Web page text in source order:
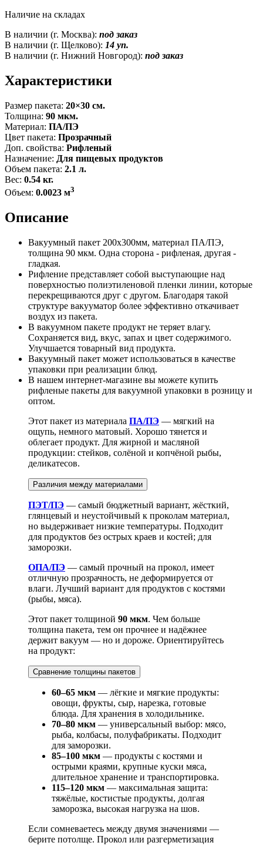
Наличие на складах
В наличии (г. Москва): под заказ
В наличии (г. Щелково): 14 уп.
В наличии (г. Нижний Новгород): под заказ
Характеристики
Размер пакета: 20×30 см.
Толщина: 90 мкм.
Материал: ПА/ПЭ
Цвет пакета: Прозрачный
Доп. свойства: Рифленый
Назначение: Для пищевых продуктов
Объем пакета: 2.1 л.
Вес: 0.54 кг.
Объем: 0.0023 м3
Описание
Вакуумный пакет 200x300мм, материал ПА/ПЭ,
толщина 90 мкм. Одна сторона - рифленая, другая -
гладкая.
Рифление представляет собой выступающие над
поверхностью полиэтиленовой пленки линии, которые
перекрещиваются друг с другом. Благодаря такой
структуре вакууматор более эффективно откачивает
воздух из пакета.
В вакуумном пакете продукт не теряет влагу.
Сохраняется вид, вкус, запах и цвет содержимого.
Улучшается товарный вид продукта.
Вакуумный пакет может использоваться в качестве
упаковки при реализации блюд.
В нашем интернет-магазине вы можете купить
рифленые пакеты для вакуумной упаковки в розницу и
оптом.
Этот пакет из материала ПА/ПЭ — мягкий на
ощупь, немного матовый. Хорошо тянется и
облегает продукт. Для жирной и масляной
продукции: стейков, солёной и копчёной рыбы,
деликатесов.
Различия между материалами
ПЭТ/ПЭ — самый бюджетный вариант, жёсткий,
глянцевый и неустойчивый к проколам материал,
но выдерживает низкие температуры. Подходит
для продуктов без острых краев и костей; для
заморозки.
ОПА/ПЭ — самый прочный на прокол, имеет
отличную прозрачность, не деформируется от
влаги. Лучший вариант для продуктов с костями
(рыбы, мяса).
Этот пакет толщиной 90 мкм. Чем больше
толщина пакета, тем он прочнее и надёжнее
держит вакуум — но и дороже. Ориентируйтесь
на продукт:
Сравнение толщины пакетов
60–65 мкм — лёгкие и мягкие продукты:
овощи, фрукты, сыр, нарезка, готовые
блюда. Для хранения в холодильнике.
70–80 мкм — универсальный выбор: мясо,
рыба, колбасы, полуфабрикаты. Подходит
для заморозки.
85–100 мкм — продукты с костями и
острыми краями, крупные куски мяса,
длительное хранение и транспортировка.
115–120 мкм — максимальная защита:
тяжёлые, костистые продукты, долгая
заморозка, высокая нагрузка на шов.
Если сомневаетесь между двумя значениями —
берите потолще. Прокол или разгерметизация